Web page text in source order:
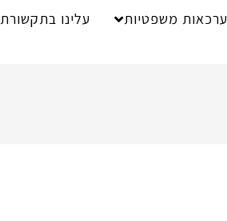
ערכאות משפטיות עלינו בתקשורת